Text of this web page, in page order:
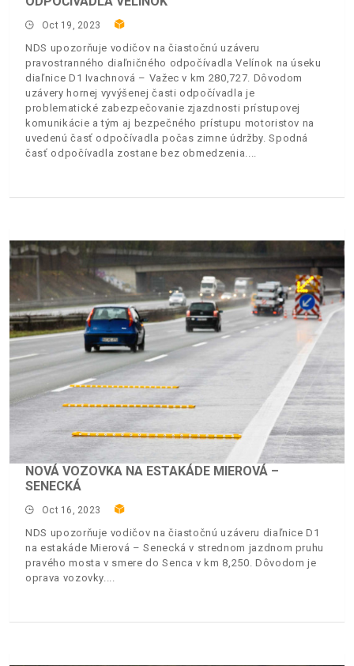
Oct 19, 2023
NDS upozorňuje vodičov na čiastočnú uzáveru
pravostranného diaľničného odpočívadla Velínok na úseku
diaľnice D1 Ivachnová – Važec v km 280,727. Dôvodom
uzávery hornej vyvýšenej časti odpočívadla je
problematické zabezpečovanie zjazdnosti prístupovej
komunikácie a tým aj bezpečného prístupu motoristov na
uvedenú časť odpočívadla počas zimne údržby. Spodná
časť odpočívadla zostane bez obmedzenia.
NOVÁ VOZOVKA NA ESTAKÁDE MIEROVÁ –
SENECKÁ
Oct 16, 2023
NDS upozorňuje vodičov na čiastočnú uzáveru diaľnice D1
na estakáde Mierová – Senecká v strednom jazdnom pruhu
pravého mosta v smere do Senca v km 8,250. Dôvodom je
oprava vozovky.